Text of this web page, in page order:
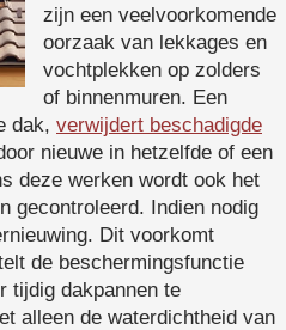
zijn een veelvoorkomende
oorzaak van lekkages en
vochtplekken op zolders
of binnenmuren. Een
dak, verwijdert beschadigde
nieuwe in hetzelfde of een
deze werken wordt ook het
gecontroleerd. Indien nodig
Dit voorkomt
de beschermingsfunctie
tijdig dakpannen te
alleen de waterdichtheid van